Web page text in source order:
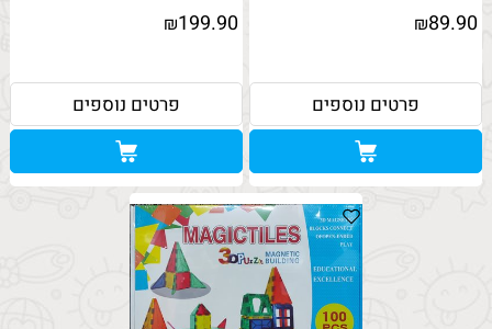
₪89.90
פרטים נוספים
₪199.90
פרטים נוספים